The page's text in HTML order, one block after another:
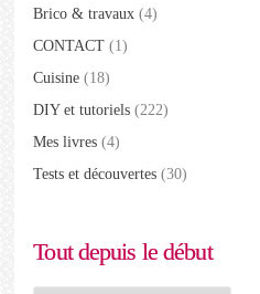
Brico & travaux (4)
CONTACT (1)
Cuisine (18)
DIY et tutoriels (222)
Mes livres (4)
Tests et découvertes (30)
Tout depuis le début